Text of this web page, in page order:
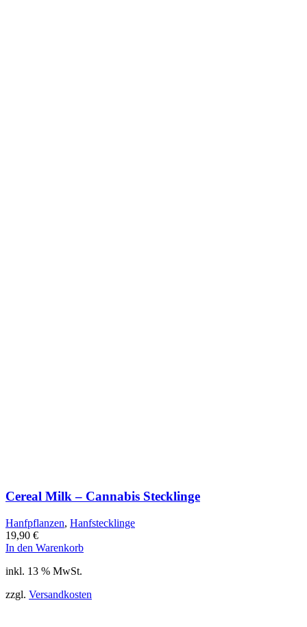
Cereal Milk – Cannabis Stecklinge
Hanfpflanzen, Hanfstecklinge
19,90 €
In den Warenkorb
inkl. 13 % MwSt.
zzgl. Versandkosten